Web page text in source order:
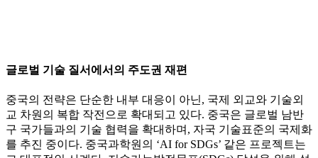
글로벌 기술 질서에서의 주도권 재편
중국의 전략은 단순한 내부 대응이 아닌, 국제 외교와 기술외
교 차원의 복합 작전으로 확대되고 있다. 중국은 글로벌 남반
구 국가들과의 기술 협력을 확대하며, 자국 기술표준의 국제화
를 추진 중이다. 중국과학원의 ‘AI for SDGs’ 같은 프로젝트는